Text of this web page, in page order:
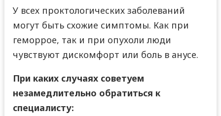
У всех проктологических заболеваний
могут быть схожие симптомы. Как при
геморрое, так и при опухоли люди
чувствуют дискомфорт или боль в анусе.
При каких случаях советуем
незамедлительно обратиться к
специалисту: